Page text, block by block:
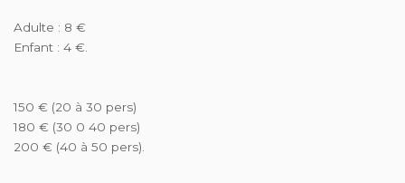
Adulte : 8 €
Enfant : 4 €.
150 € (20 à 30 pers)
180 € (30 0 40 pers)
200 € (40 à 50 pers).